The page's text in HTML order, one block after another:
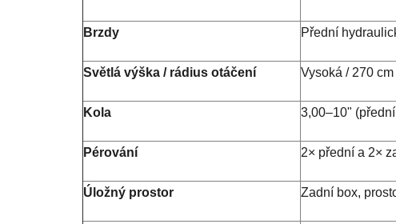
Brzdy Přední
Světlá výška / rádius otáčení Vysoká / 270 cm
Kola 3,00–10"
Pérování 2× přední a 2×
Úložný prostor Zadní box,